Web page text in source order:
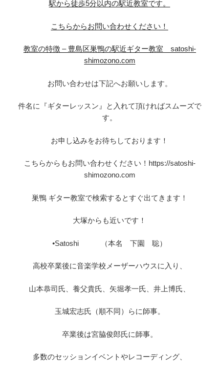
駅から徒歩5分以内の駅近教室です。
こちらからお問い合わせください！
教室の特徴 – 豊島区巣鴨の駅近ギター教室 satoshi-
shimozono.com
お問い合わせは下記へお願いします。
件名に『ギターレッスン』と入れて頂ければスムーズで
す。
お申し込みをお待ちしております！
こちらからもお問い合わせください！https://satoshi-
shimozono.com
巣鴨 ギター教室で検索するとすぐ出てきます！
大塚からも近いです！
•Satoshi （本名 下園 聡）
高校卒業後に音楽学校メーザーハウスに入り、
山本恭司氏、養父貴氏、矢堀孝一氏、井上博氏、
玉城宏志氏（順不同）らに師事。
卒業後は宮脇俊郎氏に師事。
多数のセッションイベントやレコーディング、